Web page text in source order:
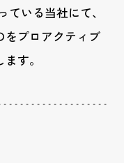
ている当社にて、
をプロアクティブ
す。